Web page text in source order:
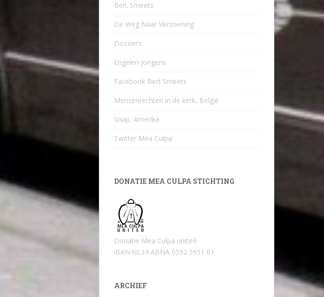
Bert Smeets
De Weg Naar Verzoening
Dossiers
Engelen Jongens
Facebook Bert Smeets
Mensenrechten in de kerk, België
Snap, Amerika
Twitter Mea Culpa
DONATIE MEA CULPA STICHTING
Donatie Mea Culpa united
iBAN:NL34 ABNA 0592 5951 61
ARCHIEF